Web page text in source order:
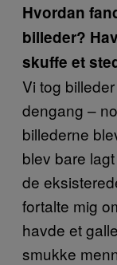
Hvordan
billeder?
skuffe et
Vi tog
dengang –
billederne
blev bare
de
fortalte mig
havde et
smukke